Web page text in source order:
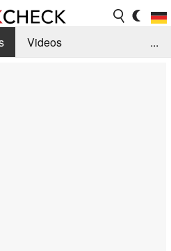
Videos
...